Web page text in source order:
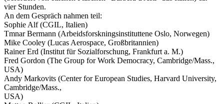
vier Stunden.
An dem Gespräch nahmen teil:
Sophie Alf (CGIL, Italien)
Tmnar Bermann (Arbeidsforskningsinstituttene Oslo, Norwegen)
Mike Cooley (Lucas Aerospace, Großbritannien)
Rainer Erd (Institut für Sozialforschung, Frankfurt a. M.)
Fred Gordon (The Group for Work Democracy, Cambridge/Mass.,
USA)
Andy Markovits (Center for European Studies, Harvard University,
Cambridge/Mass.,
USA)